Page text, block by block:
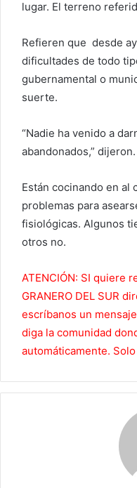
lugar. El terreno
Refieren que desde
dificultades de todo
gubernamental o
suerte.
“Nadie ha venido a
abandonados,” dijeron.
Están cocinando en al
problemas para
fisiológicas. Algunos
otros no.
ATENCIÓN: SI quiere
GRANERO DEL SUR
escríbanos un
diga la comunidad
automáticamente.